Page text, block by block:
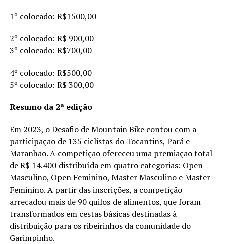
1º colocado: R$1500,00
2º colocado: R$ 900,00
3º colocado: R$700,00
4º colocado: R$500,00
5º colocado: R$ 300,00
Resumo da 2ª edição
Em 2023, o Desafio de Mountain Bike contou com a
participação de 135 ciclistas do Tocantins, Pará e
Maranhão. A competição ofereceu uma premiação total
de R$ 14.400 distribuída em quatro categorias: Open
Masculino, Open Feminino, Master Masculino e Master
Feminino. A partir das inscrições, a competição
arrecadou mais de 90 quilos de alimentos, que foram
transformados em cestas básicas destinadas à
distribuição para os ribeirinhos da comunidade do
Garimpinho.